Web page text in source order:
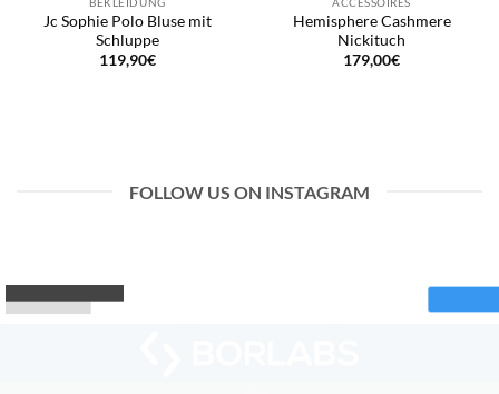
Jc Sophie Polo Bluse mit
Schluppe
119,90€
Hemisphere Cashmere
Nickituch
179,00€
FOLLOW US ON INSTAGRAM